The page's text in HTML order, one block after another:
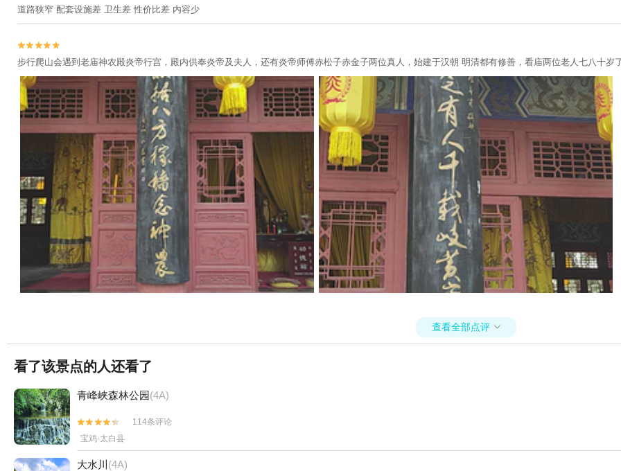
道路狭窄 配套设施差 卫生差 性价比差 内容少


步行爬山会遇到老庙神农殿炎帝行宫，殿内供奉炎帝及夫人，还有炎帝师傅赤松子赤金子两位真人，始建于汉朝 明清都有修善，看庙两位老人七八十
查看全部点评 
看了该景点的人还看了
青峰峡森林公园(4A)


114条评论
宝鸡·太白县
大水川 (4A)